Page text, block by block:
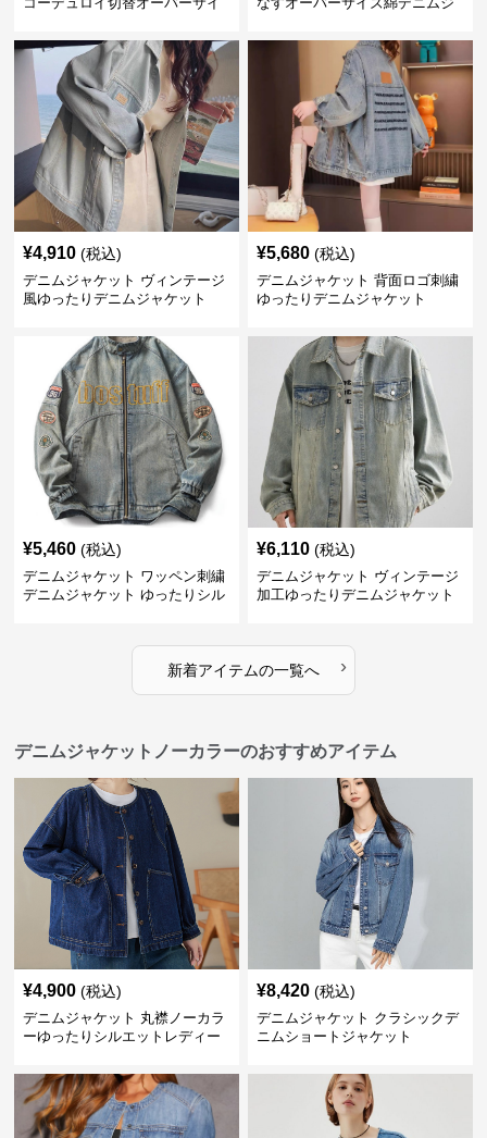
¥4,910 (税込)
デニムジャケット ヴィンテージ
風ゆったりデニムジャケット
¥5,680 (税込)
デニムジャケット 背面ロゴ刺繍
ゆったりデニムジャケット
¥5,460 (税込)
デニムジャケット ワッペン刺繍
デニムジャケット ゆったりシル
¥6,110 (税込)
デニムジャケット ヴィンテージ
加工ゆったりデニムジャケット
新着アイテムの一覧へ ›
デニムジャケットノーカラーのおすすめアイテム
¥4,900 (税込)
デニムジャケット 丸襟ノーカラ
ーゆったりシルエットレディー
¥8,420 (税込)
デニムジャケット クラシックデ
ニムショートジャケット